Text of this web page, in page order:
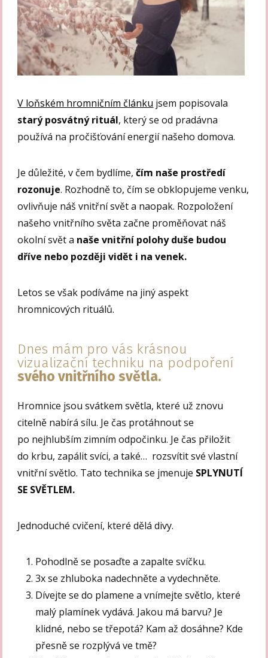
V loňském hromničním článku jsem popisovala
starý posvátný rituál, který se od pradávna
používá na pročišťování energií našeho domova.
Je důležité, v čem bydlíme,čím naše prostředí
rozonuje. Rozhodně to, čím se obklopujeme venku,
ovlivňuje náš vnitřní svět a naopak. Rozpoložení
našeho vnitřního světa začne proměňovat náš
okolní svět a naše vnitřní polohy duše budou
dříve nebo později vidět i na venek.
Letos se však podíváme na jiný aspekt
hromnicových rituálů.
Dnes mám pro vás krásnou
vizualizační techniku na podpoření
svého vnitřního světla.
Hromnice jsou svátkem světla, které už znovu
citelně nabírá sílu. Je čas protáhnout se
po nejhlubším zimním odpočinku. Je čas přiložit
do krbu, zapálit svíci, a také… rozsvítit své vlastní
vnitřní světlo. Tato technika se jmenuje SPLYNUTÍ
SE SVĚTLEM.
Jednoduché cvičení, které dělá divy.
Pohodlně se posaďte a zapalte svíčku.
3x se zhluboka nadechněte a vydechněte.
Dívejte se do plamene a vnímejte světlo, které
malý plamínek vydává. Jakou má barvu? Je
klidné, nebo se třepotá? Kam až dosáhne? Kde
přesně se rozplývá ve tmě?